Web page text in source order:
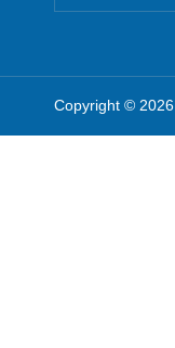
Copyright ©